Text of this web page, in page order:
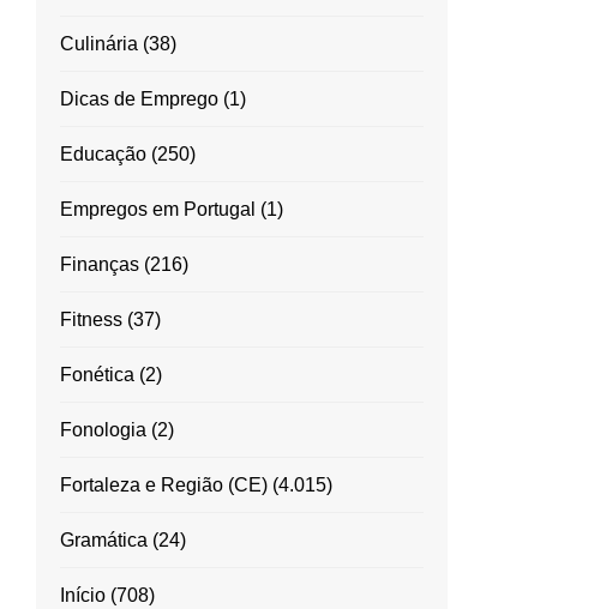
Culinária (38)
Dicas de Emprego(1)
Educação(250)
Empregos em Portugal (1)
Finanças(216)
Fitness(37)
Fonética (2)
Fonologia (2)
Fortaleza e Região (CE)(4.015)
Gramática (24)
Início(708)